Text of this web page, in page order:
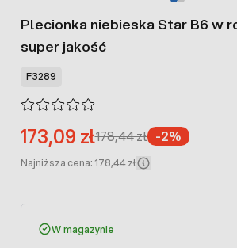
Plecionka niebieska Star B6 w
super jakość
F3289
173,09 zł178,44 zł -2%
Najniższa cena: 178,44 zł
W magazynie